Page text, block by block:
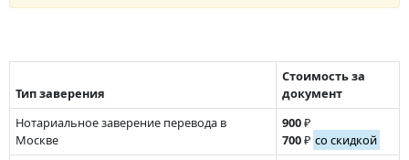
Тип заверения
Стоимость за
документ
Нотариальное заверение перевода в
Москве
900₽
700₽ со скидкой